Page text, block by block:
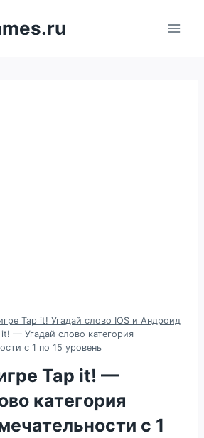
Tap it! Угадай слово IOS и Андроид
— Угадай слово категория
с 1 по 15 уровень
Tap it! —
категория
с 1